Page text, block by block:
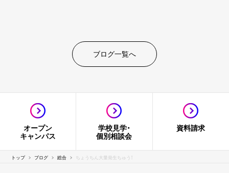
ブログ一覧へ
オープン
キャンパス
学校見学・
個別相談会
資料請求
トップ ブログ 総合 ちょうちん大量発生ちゅう！